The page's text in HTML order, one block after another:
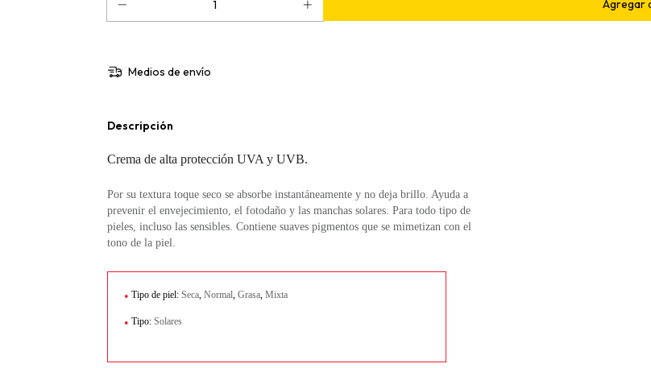
Medios de envío
Descripción
Crema de alta protección UVA y UVB.
Por su textura toque seco se absorbe instantáneamente y no deja brillo. Ayuda a
prevenir el envejecimiento, el fotodaño y las manchas solares. Para todo tipo de
pieles, incluso las sensibles. Contiene suaves pigmentos que se mimetizan con el
tono de la piel.
. Tipo de piel: Seca Normal Grasa Mixta
. Tipo: Solares